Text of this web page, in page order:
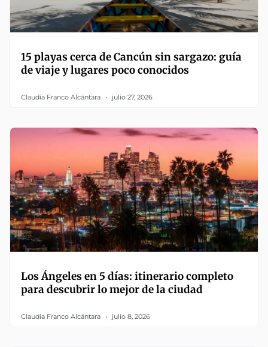
15 playas cerca de Cancún sin sargazo: guía
de viaje y lugares poco conocidos
Claudia Franco Alcántara julio 27, 2026
Los Ángeles en 5 días: itinerario completo
para descubrir lo mejor de la ciudad
Claudia Franco Alcántara julio 8, 2026